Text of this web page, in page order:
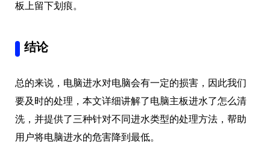
注意：
板上留下划痕。
结论
总的来说，电脑进水对电脑会有一定的损害，因此我们